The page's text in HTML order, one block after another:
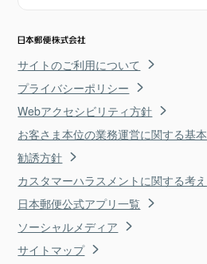
サイトのご利用について
プライバシーポリシー
Webアクセシビリティ方針
お客さま本位の業務運営に関する基
勧誘方針
カスタマーハラスメントに関する考
日本郵便公式アプリ一覧
ソーシャルメディア
サイトマップ